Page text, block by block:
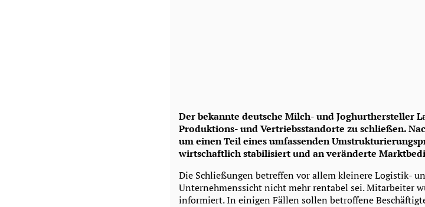
Der bekannte deutsche Milch- und Joghurthersteller
Produktions- und Vertriebsstandorte zu schließen.
um einen Teil eines umfassenden
wirtschaftlich stabilisiert und an veränderte
Die Schließungen betreffen vor allem kleinere Logistik-
Unternehmenssicht nicht mehr rentabel sei. Mitarbeiter
informiert. In einigen Fällen sollen betroffene